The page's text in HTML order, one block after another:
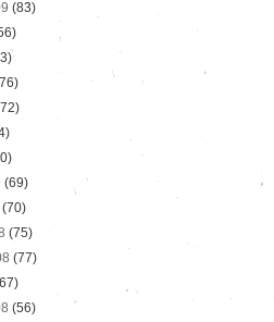
(83)
(69)
(70)
(75)
(77)
(56)